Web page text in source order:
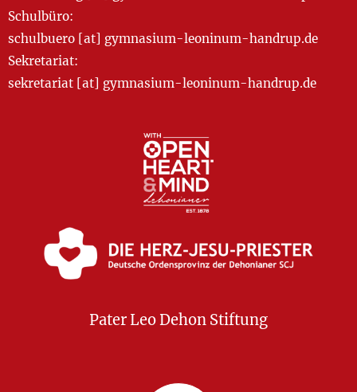
Schulbüro:
schulbuero [at] gymnasium-leoninum-handrup.de
Sekretariat:
sekretariat [at] gymnasium-leoninum-handrup.de
Pater Leo Dehon Stiftung